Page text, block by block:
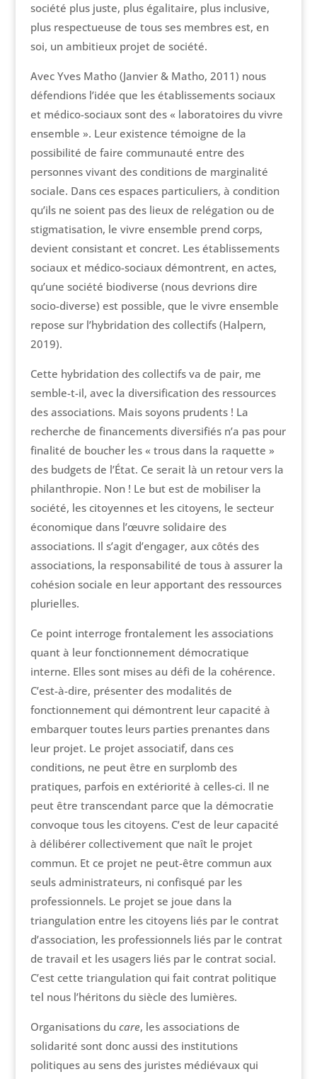
société plus juste, plus égalitaire, plus inclusive,
plus respectueuse de tous ses membres est, en
soi, un ambitieux projet de société.
Avec Yves Matho (Janvier & Matho, 2011) nous
défendions l’idée que les établissements sociaux
et médico-sociaux sont des « laboratoires du vivre
ensemble ». Leur existence témoigne de la
possibilité de faire communauté entre des
personnes vivant des conditions de marginalité
sociale. Dans ces espaces particuliers, à condition
qu’ils ne soient pas des lieux de relégation ou de
stigmatisation, le vivre ensemble prend corps,
devient consistant et concret. Les établissements
sociaux et médico-sociaux démontrent, en actes,
qu’une société biodiverse (nous devrions dire
socio-diverse) est possible, que le vivre ensemble
repose sur l’hybridation des collectifs (Halpern,
2019).
Cette hybridation des collectifs va de pair, me
semble-t-il, avec la diversification des ressources
des associations. Mais soyons prudents ! La
recherche de financements diversifiés n’a pas pour
finalité de boucher les « trous dans la raquette »
des budgets de l’État. Ce serait là un retour vers la
philanthropie. Non ! Le but est de mobiliser la
société, les citoyennes et les citoyens, le secteur
économique dans l’œuvre solidaire des
associations. Il s’agit d’engager, aux côtés des
associations, la responsabilité de tous à assurer la
cohésion sociale en leur apportant des ressources
plurielles.
Ce point interroge frontalement les associations
quant à leur fonctionnement démocratique
interne. Elles sont mises au défi de la cohérence.
C’est-à-dire, présenter des modalités de
fonctionnement qui démontrent leur capacité à
embarquer toutes leurs parties prenantes dans
leur projet. Le projet associatif, dans ces
conditions, ne peut être en surplomb des
pratiques, parfois en extériorité à celles-ci. Il ne
peut être transcendant parce que la démocratie
convoque tous les citoyens. C’est de leur capacité
à délibérer collectivement que naît le projet
commun. Et ce projet ne peut-être commun aux
seuls administrateurs, ni confisqué par les
professionnels. Le projet se joue dans la
triangulation entre les citoyens liés par le contrat
d’association, les professionnels liés par le contrat
de travail et les usagers liés par le contrat social.
C’est cette triangulation qui fait contrat politique
tel nous l’héritons du siècle des lumières.
Organisations du care, les associations de
solidarité sont donc aussi des institutions
politiques au sens des juristes médiévaux qui